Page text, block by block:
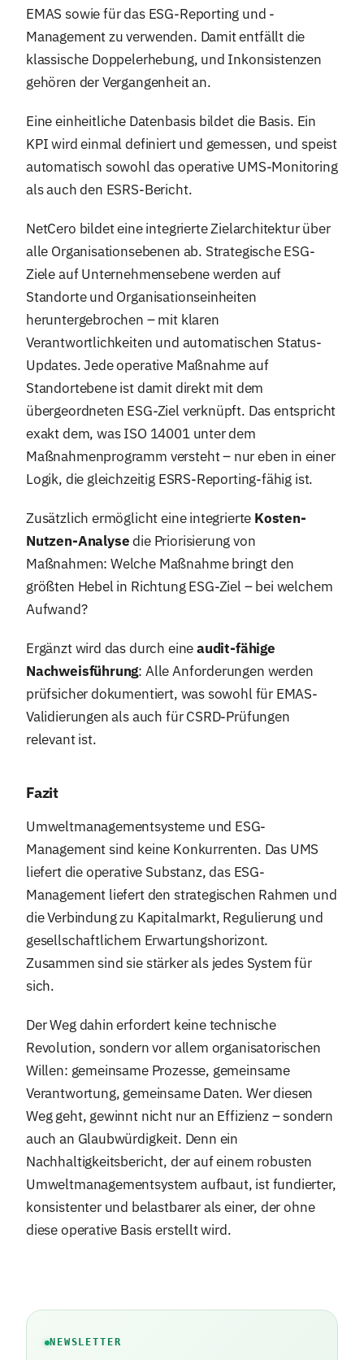
EMAS sowie für das ESG-Reporting und -
Management zu verwenden. Damit entfällt die
klassische Doppelerhebung, und Inkonsistenzen
gehören der Vergangenheit an.
Eine einheitliche Datenbasis bildet die Basis. Ein
KPI wird einmal definiert und gemessen, und speist
automatisch sowohl das operative UMS-Monitoring
als auch den ESRS-Bericht.
NetCero bildet eine integrierte Zielarchitektur über
alle Organisationsebenen ab. Strategische ESG-
Ziele auf Unternehmensebene werden auf
Standorte und Organisationseinheiten
heruntergebrochen – mit klaren
Verantwortlichkeiten und automatischen Status-
Updates. Jede operative Maßnahme auf
Standortebene ist damit direkt mit dem
übergeordneten ESG-Ziel verknüpft. Das entspricht
exakt dem, was ISO 14001 unter dem
Maßnahmenprogramm versteht – nur eben in einer
Logik, die gleichzeitig ESRS-Reporting-fähig ist.
Zusätzlich ermöglicht eine integrierte Kosten-
Nutzen-Analysedie Priorisierung von
Maßnahmen: Welche Maßnahme bringt den
größten Hebel in Richtung ESG-Ziel – bei welchem
Aufwand?
Ergänzt wird das durch eineaudit-fähige
Nachweisführung: Alle Anforderungen werden
prüfsicher dokumentiert, was sowohl für EMAS-
Validierungen als auch für CSRD-Prüfungen
relevant ist.
Fazit
Umweltmanagementsysteme und ESG-
Management sind keine Konkurrenten. Das UMS
liefert die operative Substanz, das ESG-
Management liefert den strategischen Rahmen und
die Verbindung zu Kapitalmarkt, Regulierung und
gesellschaftlichem Erwartungshorizont.
Zusammen sind sie stärker als jedes System für
sich.
Der Weg dahin erfordert keine technische
Revolution, sondern vor allem organisatorischen
Willen: gemeinsame Prozesse, gemeinsame
Verantwortung, gemeinsame Daten. Wer diesen
Weg geht, gewinnt nicht nur an Effizienz – sondern
auch an Glaubwürdigkeit. Denn ein
Nachhaltigkeitsbericht, der auf einem robusten
Umweltmanagementsystem aufbaut, ist fundierter,
konsistenter und belastbarer als einer, der ohne
diese operative Basis erstellt wird.
NEWSLETTER